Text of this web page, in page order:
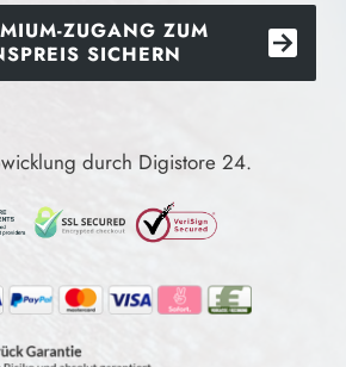
ZUGANG ZUM
SICHERN
durch Digistore 24.